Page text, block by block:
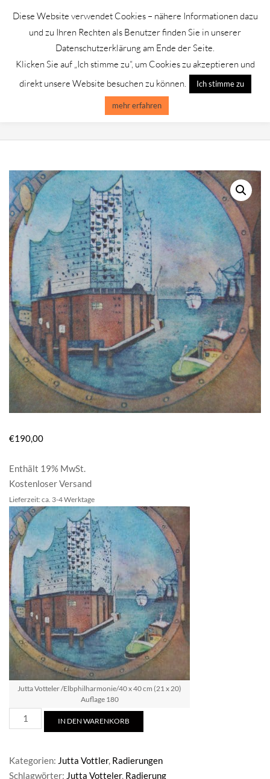
content GALERIE CHROMIK
Primary
Navigation
JUTTA VOTTELER /ELBPHILHARMONIE
€190,00
Enthält 19% MwSt.
Kostenloser Versand
Lieferzeit: ca. 3-4 Werktage
Jutta Votteler /Elbphilharmonie/40 x 40 cm (21 x 20)
Auflage 180
Jutta
Votteler
IN DEN WARENKORB
Kategorien: Jutta Vottler, Radierungen
Schlagwörter: Jutta Votteler, Radierung
Diese Website verwendet Cookies – nähere Informationen dazu
und zu Ihren Rechten als Benutzer finden Sie in unserer
Datenschutzerklärung am Ende der Seite.
Klicken Sie auf „Ich stimme zu“, um Cookies zu akzeptieren und
direkt unsere Website besuchen zu können.
Ich stimme zu
mehr erfahren